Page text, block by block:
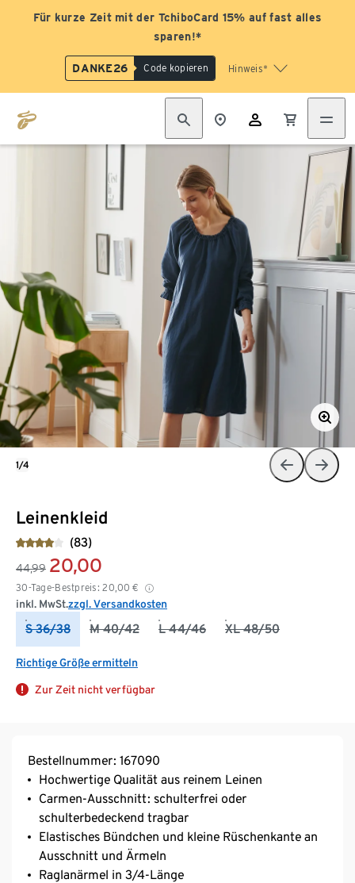
Für kurze Zeit mit der TchiboCard 15% auf fast alles
sparen!*
DANKE26 Code kopieren Hinweis*
Leinenkleid
(83)
44,99 20,00
30-Tage-Bestpreis: 20,00 €
inkl. MwSt.zzgl. Versandkosten
S 36/38 M 40/42 L 44/46 XL 48/50
Richtige Größe ermitteln
Zur Zeit nicht verfügbar
1/4
Bestellnummer: 167090
Hochwertige Qualität aus reinem Leinen
Carmen-Ausschnitt: schulterfrei oder
schulterbedeckend tragbar
Elastisches Bündchen und kleine Rüschenkante an
Ausschnitt und Ärmeln
Raglanärmel in 3/4-Länge